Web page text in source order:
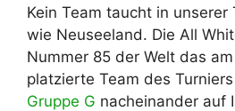
Kein Team taucht in
wie Neuseeland. Die All
Nummer 85 der Welt das
platzierte Team des
Gruppe G nacheinander auf